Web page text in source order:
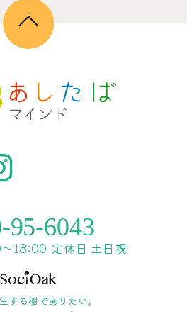
18:00 定休日 土日祝
する樹でありたい。